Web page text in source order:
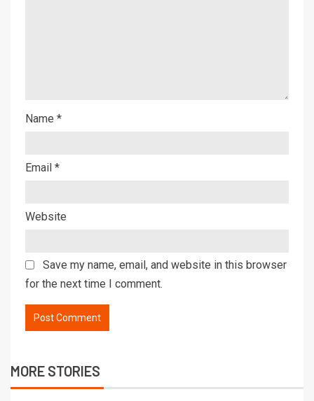
Name *
Email *
Website
Save my name, email, and website in this browser
for the next time I comment.
MORE STORIES